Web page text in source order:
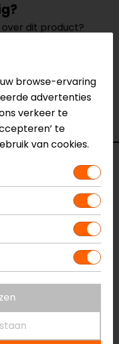
dit product?
aan den IJssel,
In de winkels kun je
en staan onze
met advies.
Lady Motorjeans
textiel
browse-ervaring
advertenties
verkeer te
te
van cookies.